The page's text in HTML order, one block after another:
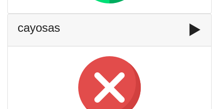
cayosas ▶️